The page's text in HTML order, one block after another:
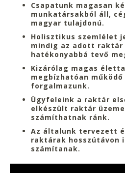
Csapatunk magasan
munkatársakból áll,
magyar tulajdonú.
Holisztikus szemlélet
mindig az adott raktár
hatékonyabbá tevő
Kizárólag magas
megbízhatóan működő
forgalmazunk.
Ügyfeleink a raktár
elkészült raktár
számíthatnak ránk.
Az általunk tervezett
raktárak hosszútávon
számítanak.